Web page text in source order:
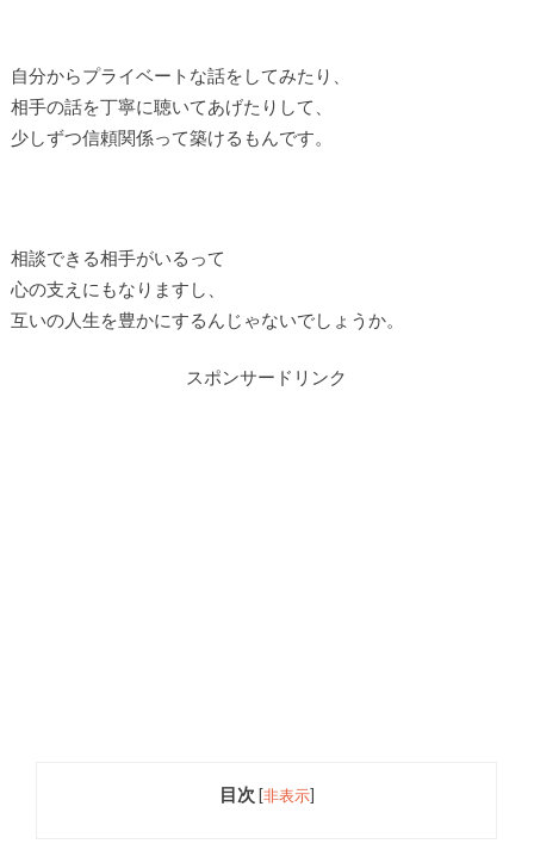
自分からプライベートな話をしてみたり、
相手の話を丁寧に聴いてあげたりして、
少しずつ信頼関係って築けるもんです。
相談できる相手がいるって
心の支えにもなりますし、
互いの人生を豊かにするんじゃないでしょうか。
スポンサードリンク
目次 [非表示]